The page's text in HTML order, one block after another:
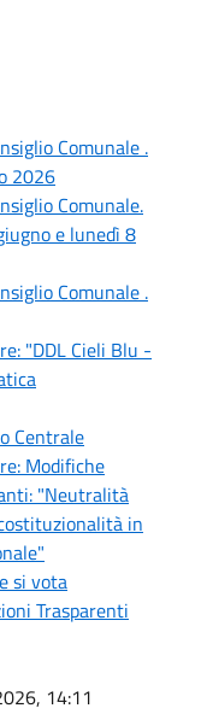
Comunale .
2026
Comunale.
e lunedì 8
Comunale .
"DDL Cieli Blu -
Centrale
Modifiche
"Neutralità
in
si vota
Trasparenti
14:11